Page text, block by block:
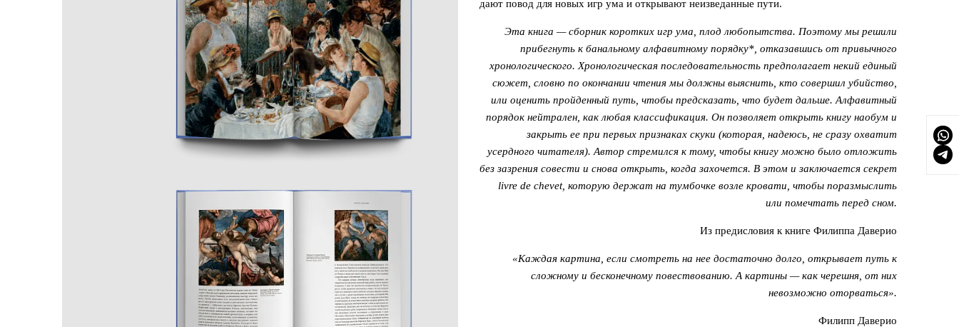
дают повод для новых игр ума и открывают неизведанные пути.
Эта книга — сборник коротких игр ума, плод любопытства. Поэтому мы решили
прибегнуть к банальному алфавитному порядку*, отказавшись от привычного
хронологического. Хронологическая последовательность предполагает некий единый
сюжет, словно по окончании чтения мы должны выяснить, кто совершил убийство,
или оценить пройденный путь, чтобы предсказать, что будет дальше. Алфавитный
порядок нейтрален, как любая классификация. Он позволяет открыть книгу наобум и
закрыть ее при первых признаках скуки (которая, надеюсь, не сразу охватит
усердного читателя). Автор стремился к тому, чтобы книгу можно было отложить
без зазрения совести и снова открыть, когда захочется. В этом и заключается секрет
livre de chevet, которую держат на тумбочке возле кровати, чтобы поразмыслить
или помечтать перед сном.
Из предисловия к книге Филиппа Даверио
«Каждая картина, если смотреть на нее достаточно долго, открывает путь к
сложному и бесконечному повествованию. А картины — как черешня, от них
невозможно оторваться».
Филипп Даверио